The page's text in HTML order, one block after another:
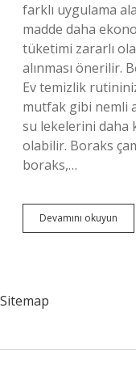
farklı uygulama
madde daha
tüketimi zararlı
alınması önerilir.
Ev temizlik
mutfak gibi nemli
su lekelerini daha
olabilir. Boraks
boraks,…
Devamını okuyun
Nedir
Sitemap